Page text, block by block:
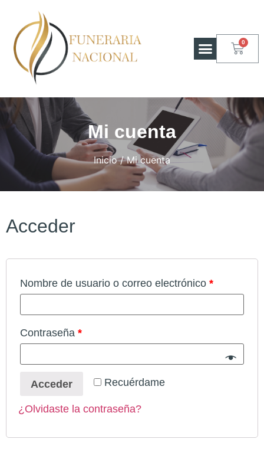
Mi cuenta
Inicio/ Mi cuenta
Acceder
Nombre de usuario o correo electrónico *
Contraseña *
Recuérdame
Acceder
¿Olvidaste la contraseña?